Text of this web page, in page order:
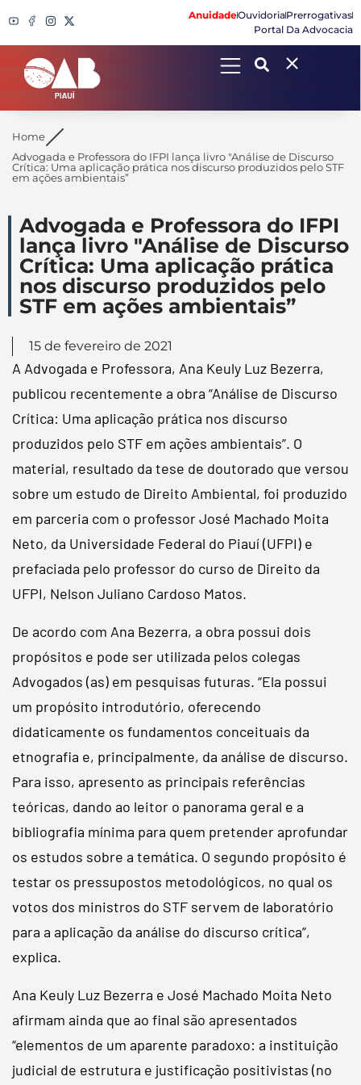
AnuidadeOuvidoriaPrerrogativas
Portal Da Advocacia
Search
Home
Advogada e Professora do IFPI lança livro "Análise de Discurso
Crítica: Uma aplicação prática nos discurso produzidos pelo STF
em ações ambientais”
Advogada e Professora do IFPI
lança livro "Análise de Discurso
Crítica: Uma aplicação prática
nos discurso produzidos pelo
STF em ações ambientais”
15 de fevereiro de 2021
A Advogada e Professora, Ana Keuly Luz Bezerra,
publicou recentemente a obra “Análise de Discurso
Crítica: Uma aplicação prática nos discurso
produzidos pelo STF em ações ambientais”. O
material, resultado da tese de doutorado que versou
sobre um estudo de Direito Ambiental, foi produzido
em parceria com o professor José Machado Moita
Neto, da Universidade Federal do Piauí (UFPI) e
prefaciada pelo professor do curso de Direito da
UFPI, Nelson Juliano Cardoso Matos.
De acordo com Ana Bezerra, a obra possui dois
propósitos e pode ser utilizada pelos colegas
Advogados (as) em pesquisas futuras. “Ela possui
um propósito introdutório, oferecendo
didaticamente os fundamentos conceituais da
etnografia e, principalmente, da análise de discurso.
Para isso, apresento as principais referências
teóricas, dando ao leitor o panorama geral e a
bibliografia mínima para quem pretender aprofundar
os estudos sobre a temática. O segundo propósito é
testar os pressupostos metodológicos, no qual os
votos dos ministros do STF servem de laboratório
para a aplicação da análise do discurso crítica”,
explica.
Ana Keuly Luz Bezerra e José Machado Moita Neto
afirmam ainda que ao final são apresentados
“elementos de um aparente paradoxo: a instituição
judicial de estrutura e justificação positivistas (no